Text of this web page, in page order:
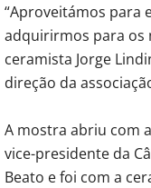
“Aproveitámos para
adquirirmos para os
ceramista Jorge
direção da
A mostra abriu com
vice-presidente da
Beato e foi com a